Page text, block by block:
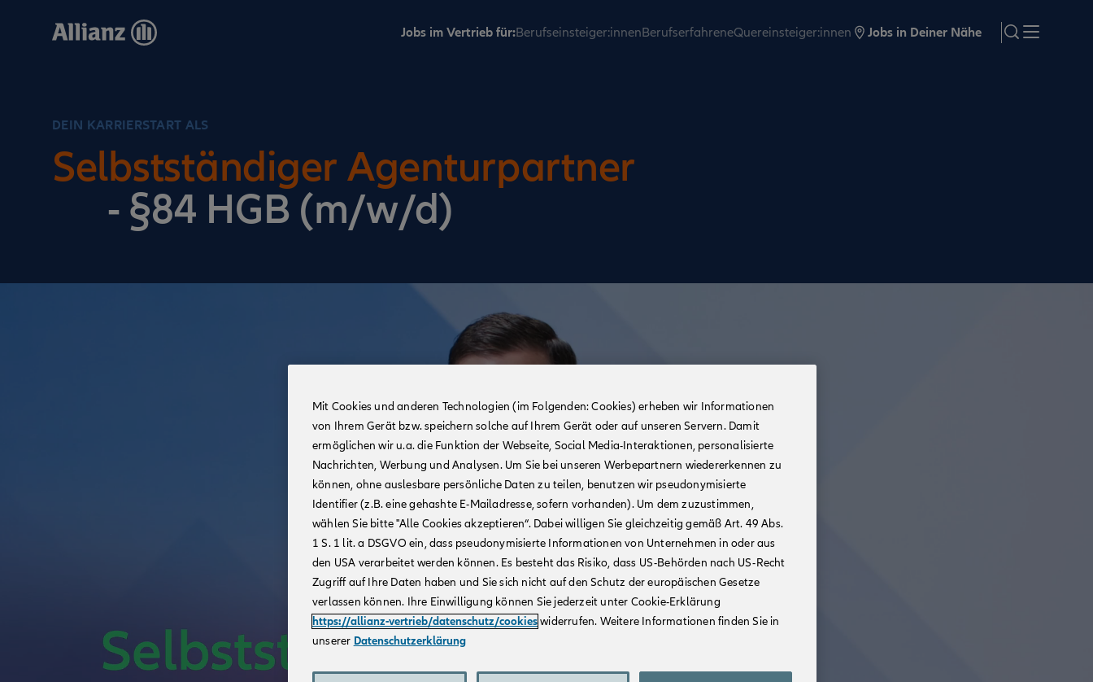
Jobs im Vertrieb für:Berufseinsteiger:innenBerufserfahreneQuereinsteiger:innen Jobs in Deiner Nähe search
DEIN KARRIERSTART ALS
Selbstständiger Agenturpartner
- §84 HGB (m/w/d)
Mit Cookies und anderen Technologien (im Folgenden: Cookies) erheben wir Informationen
von Ihrem Gerät bzw. speichern solche auf Ihrem Gerät oder auf unseren Servern. Damit
ermöglichen wir u.a. die Funktion der Webseite, Social Media-Interaktionen, personalisierte
Nachrichten, Werbung und Analysen. Um Sie bei unseren Werbepartnern wiedererkennen zu
können, ohne auslesbare persönliche Daten zu teilen, benutzen wir pseudonymisierte
Identifier (z.B. eine gehashte E-Mailadresse, sofern vorhanden). Um dem zuzustimmen,
wählen Sie bitte "Alle Cookies akzeptieren“. Dabei willigen Sie gleichzeitig gemäß Art. 49 Abs.
1 S. 1 lit. a DSGVO ein, dass pseudonymisierte Informationen von Unternehmen in oder aus
den USA verarbeitet werden können. Es besteht das Risiko, dass US-Behörden nach US-Recht
Zugriff auf Ihre Daten haben und Sie sich nicht auf den Schutz der europäischen Gesetze
verlassen können. Ihre Einwilligung können Sie jederzeit unter Cookie-Erklärung
https://allianz-vertrieb/datenschutz/cookieswiderrufen. Weitere Informationen finden Sie in
unserer Datenschutzerklärung